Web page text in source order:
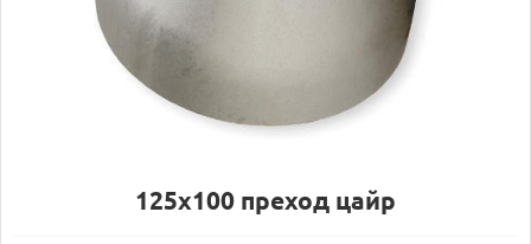
125х100 преход цайр